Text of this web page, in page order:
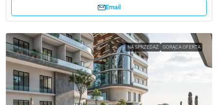
Email
NA SPRZEDAŻ GORĄCA OFERTA